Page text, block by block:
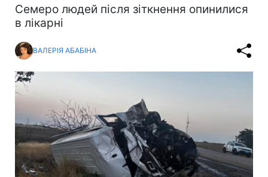
Cемеро людей після зіткнення опинилися
в лікарні
ВАЛЕРІЯ АБАБІНА